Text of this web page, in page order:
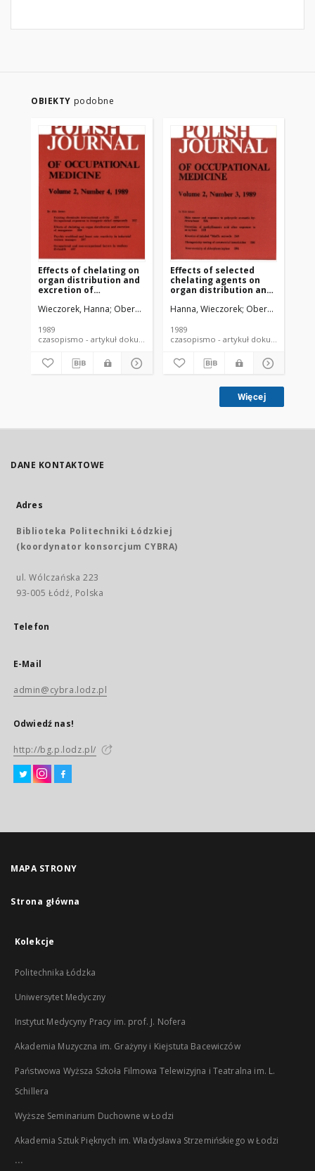
OBIEKTY podobne
Effects of chelating on
organ distribution and
excretion of
inhalation exposure to
of chelating agents
Wieczorek, Hanna Oberdorster, Gunter
1989
czasopismo - artykuł dokument piśmienniczy
Effects of selected
chelating agents on
organ distribution and
manganese after
54MnCl2. I. Injection of
chelating agents
Hanna, Wieczorek Oberdorster,
1989
czasopismo - artykuł
Więcej
DANE KONTAKTOWE
Adres
Biblioteka Politechniki Łódzkiej
(koordynator konsorcjum CYBRA)
ul. Wólczańska 223
93-005 Łódź, Polska
Telefon
E-Mail
admin@cybra.lodz.pl
Odwiedź nas!
http://bg.p.lodz.pl/
MAPA STRONY
Strona główna
Kolekcje
Politechnika Łódzka
Uniwersytet Medyczny
Instytut Medycyny Pracy im. prof. J. Nofera
Akademia Muzyczna im. Grażyny i Kiejstuta Bacewiczów
Państwowa Wyższa Szkoła Filmowa Telewizyjna i Teatralna im. L.
Schillera
Wyższe Seminarium Duchowne w Łodzi
Akademia Sztuk Pięknych im. Władysława Strzemińskiego w Łodzi
...